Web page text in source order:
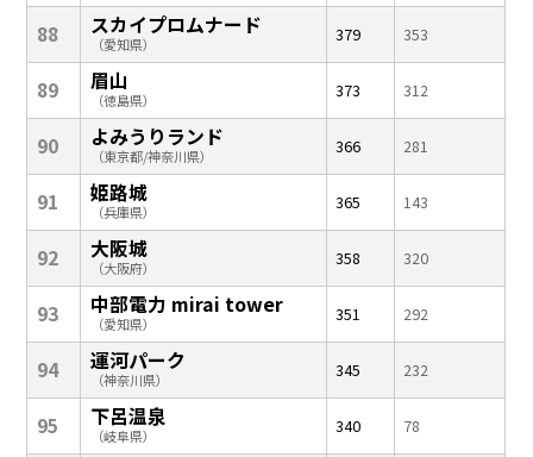
88 スカイプロムナード
（愛知県） 379 353
89 眉山
（徳島県） 373 312
90 よみうりランド
（東京都/神奈川県） 366 281
91 姫路城
（兵庫県） 365 143
92 大阪城
（大阪府） 358 320
93 中部電力 mirai tower
（愛知県） 351 292
94 運河パーク
（神奈川県） 345 232
95 下呂温泉
（岐阜県） 340 78